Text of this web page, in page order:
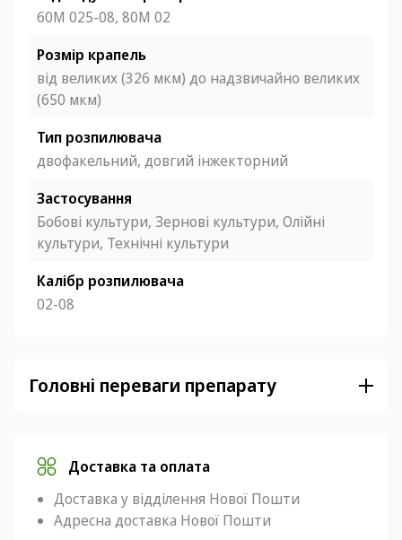
60М 025-08, 80М 02
Розмір крапель
від великих (326 мкм) до надзвичайно великих
(650 мкм)
Тип розпилювача
двофакельний, довгий інжекторний
Застосування
Бобові культури, Зернові культури, Олійні
культури, Технічні культури
Калібр розпилювача
02-08
Головні переваги препарату
Доставка та оплата
Доставка у відділення Нової Пошти
Адресна доставка Нової Пошти